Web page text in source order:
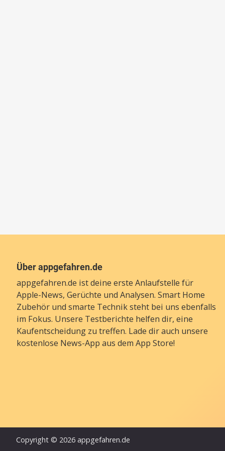
Über appgefahren.de
appgefahren.de ist deine erste Anlaufstelle für
Apple-News, Gerüchte und Analysen. Smart Home
Zubehör und smarte Technik steht bei uns ebenfalls
im Fokus. Unsere Testberichte helfen dir, eine
Kaufentscheidung zu treffen. Lade dir auch unsere
kostenlose News-App aus dem App Store!
Copyright © 2026 appgefahren.de